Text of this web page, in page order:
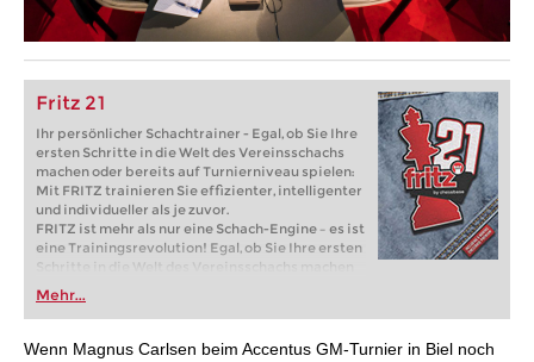
Fritz 21
Ihr persönlicher Schachtrainer - Egal, ob Sie Ihre
ersten Schritte in die Welt des Vereinsschachs
machen oder bereits auf Turnierniveau spielen:
Mit FRITZ trainieren Sie effizienter, intelligenter
und individueller als je zuvor.
FRITZ ist mehr als nur eine Schach-Engine – es ist
eine Trainingsrevolution! Egal, ob Sie Ihre ersten
Schritte in die Welt des Vereinsschachs machen
oder bereits auf Turnierniveau spielen: Mit
FRITZ trainieren Sie effizienter, intelligenter und
individueller als je zuvor.
Mehr...
Wenn Magnus Carlsen beim Accentus GM-Turnier in Biel noch